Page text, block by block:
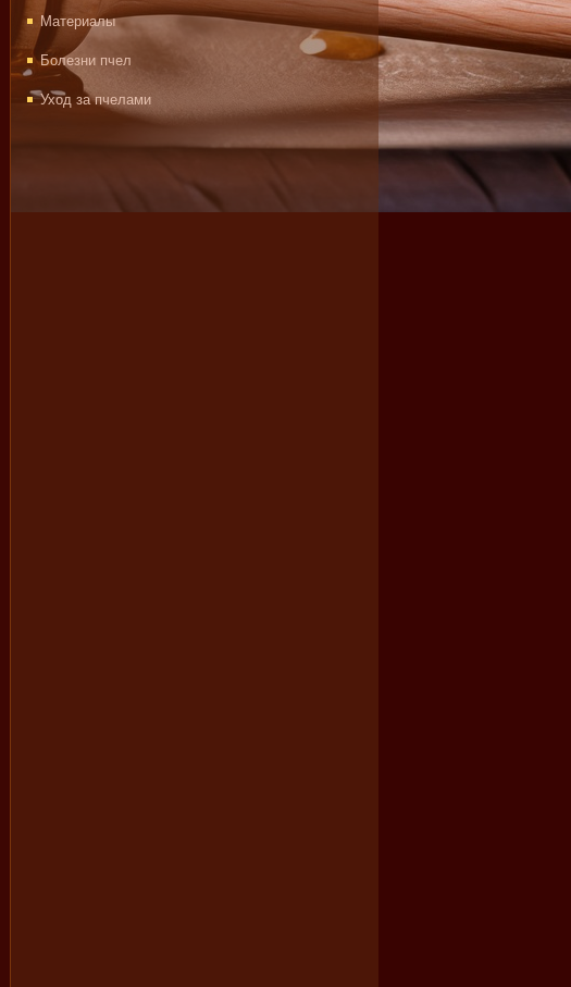
Материалы
Болезни пчел
Уход за пчелами